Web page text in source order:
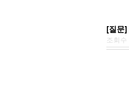
[질문]
조회수